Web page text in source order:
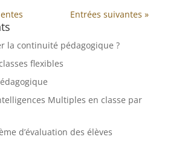
Entrées suivantes »
la continuité pédagogique ?
flexibles
Multiples en classe par
d’évaluation des élèves